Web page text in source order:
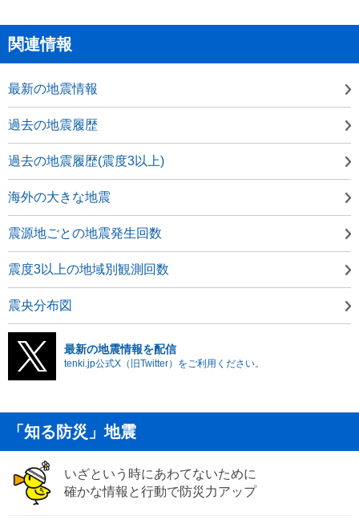
関連情報
最新の地震情報
過去の地震履歴
過去の地震履歴(震度3以上)
海外の大きな地震
震源地ごとの地震発生回数
震度3以上の地域別観測回数
震央分布図
最新の地震情報を配信
tenki.jp公式X（旧Twitter）をご利用ください。
「知る防災」地震
いざという時にあわてないために
確かな情報と行動で防災力アップ